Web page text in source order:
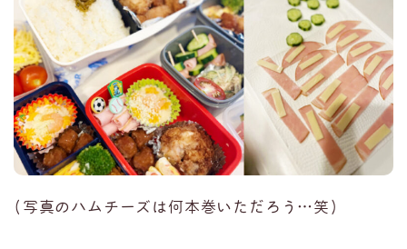
(写真のハムチーズは何本巻いただろう…笑)